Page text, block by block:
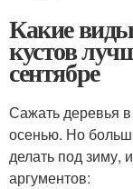
Какие
кустов
сентябре
Сажать деревья
осенью. Но
делать под зиму,
аргументов: